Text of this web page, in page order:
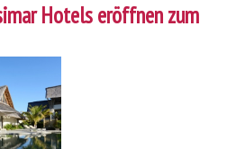
Hotels eröffnen zum